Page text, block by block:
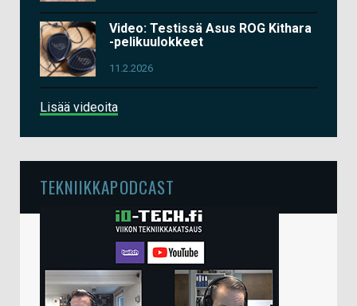
Video: Testissä Asus ROG Kithara
-pelikuulokkeet
11.2.2026
Lisää videoita
TEKNIIKKAPODCAST